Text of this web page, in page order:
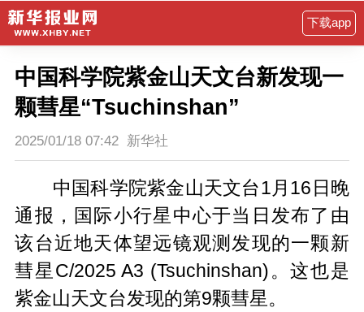
下载app
中国科学院紫金山天文台新发现一
颗彗星“Tsuchinshan”
2025/01/18 07:42 新华社
中国科学院紫金山天文台1月16日晚
通报，国际小行星中心于当日发布了由
该台近地天体望远镜观测发现的一颗新
彗星C/2025 A3 (Tsuchinshan)。这也是
紫金山天文台发现的第9颗彗星。